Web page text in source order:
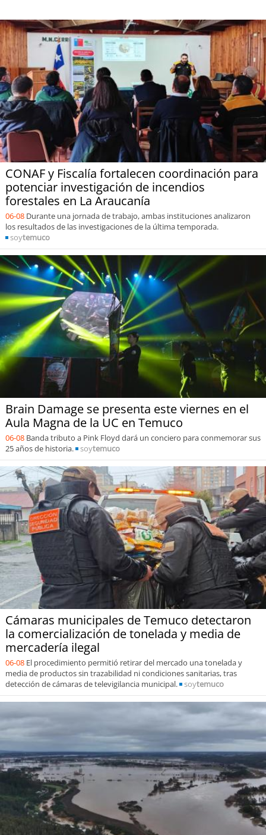
CONAF y Fiscalía fortalecen coordinación para
potenciar investigación de incendios
forestales en La Araucanía
06-08 Durante una jornada de trabajo, ambas instituciones analizaron
los resultados de las investigaciones de la última temporada.
soytemuco
Brain Damage se presenta este viernes en el
Aula Magna de la UC en Temuco
06-08 Banda tributo a Pink Floyd dará un conciero para conmemorar sus
25 años de historia.
soytemuco
Cámaras municipales de Temuco detectaron
la comercialización de tonelada y media de
mercadería ilegal
06-08 El procedimiento permitió retirar del mercado una tonelada y
media de productos sin trazabilidad ni condiciones sanitarias, tras
detección de cámaras de televigilancia municipal.
soytemuco